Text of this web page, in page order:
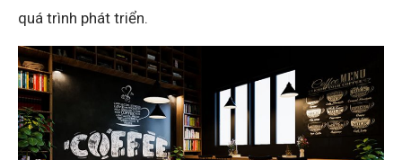
quá trình phát triển.